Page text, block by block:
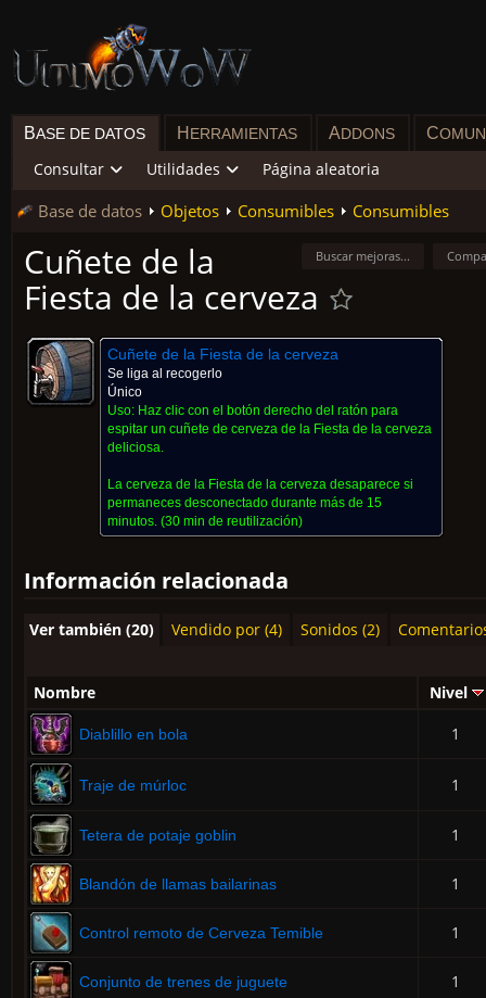
BASE DE DATOS H ERRAMIENTAS ADDONS C
Consultar Utilidades Página aleatoria
Base de datos Objetos Consumibles Consumibles
Buscar mejoras...
Cuñete de la
Fiesta de la cerveza
Cuñete de la Fiesta de la cerveza
Se liga al recogerlo
Único
Uso: Haz clic con el botón derecho del ratón para
espitar un cuñete de cerveza de la Fiesta de la cerveza
deliciosa.
La cerveza de la Fiesta de la cerveza desaparece si
permaneces desconectado durante más de 15
minutos. (30 min de reutilización)
Información relacionada
Ver también (20) Vendido por (4) Sonidos (2)
Nombre Nivel
Diablillo en bola 1
Traje de múrloc 1
Tetera de potaje goblin 1
Blandón de llamas bailarinas 1
Control remoto de Cerveza Temible 1
Conjunto de trenes de juguete 1